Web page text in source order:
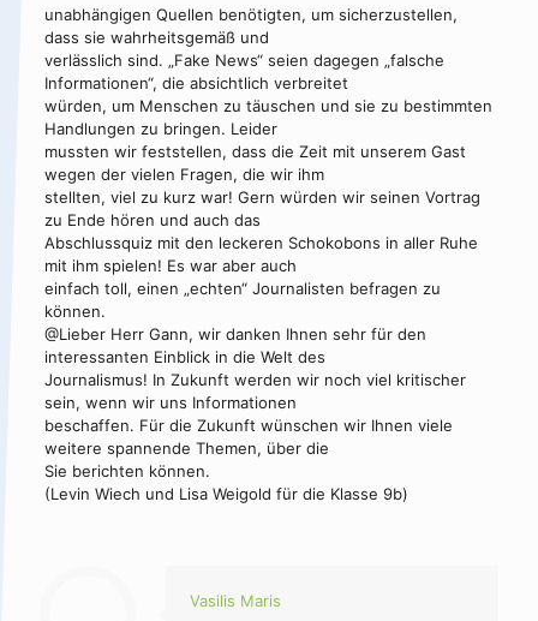
unabhängigen Quellen benötigten, um sicherzustellen,
dass sie wahrheitsgemäß und
verlässlich sind. „Fake News“ seien dagegen „falsche
Informationen“, die absichtlich verbreitet
würden, um Menschen zu täuschen und sie zu bestimmten
Handlungen zu bringen. Leider
mussten wir feststellen, dass die Zeit mit unserem Gast
wegen der vielen Fragen, die wir ihm
stellten, viel zu kurz war! Gern würden wir seinen Vortrag
zu Ende hören und auch das
Abschlussquiz mit den leckeren Schokobons in aller Ruhe
mit ihm spielen! Es war aber auch
einfach toll, einen „echten“ Journalisten befragen zu
können.
@Lieber Herr Gann, wir danken Ihnen sehr für den
interessanten Einblick in die Welt des
Journalismus! In Zukunft werden wir noch viel kritischer
sein, wenn wir uns Informationen
beschaffen. Für die Zukunft wünschen wir Ihnen viele
weitere spannende Themen, über die
Sie berichten können.
(Levin Wiech und Lisa Weigold für die Klasse 9b)
Vasilis Maris